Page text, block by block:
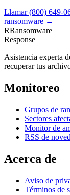
Llamar(800) 649-
ransomware →
RRansomware
Response
Asistencia experta
recuperar tus
Monitoreo
Grupos de
Sectores
Monitor de
RSS de
Acerca de
Aviso de
Términos de